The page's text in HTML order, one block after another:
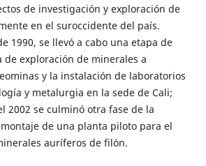
de investigación y exploración de
en el suroccidente del país.
1990, se llevó a cabo una etapa de
de exploración de minerales a
y la instalación de laboratorios
y metalurgia en la sede de Cali;
2002 se culminó otra fase de la
de una planta piloto para el
auríferos de filón.